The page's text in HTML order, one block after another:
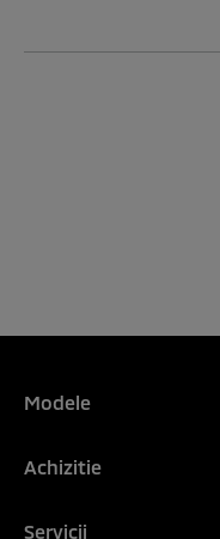
Modele
Noul OUTLANDER PHEV
Achizitie
Servicii